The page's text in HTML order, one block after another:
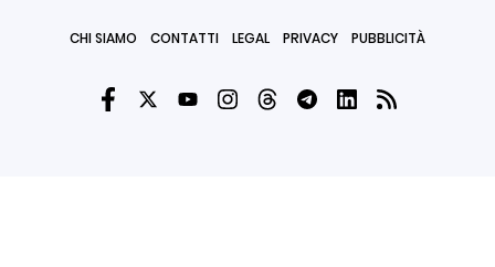
CHI SIAMO CONTATTI LEGAL PRIVACY PUBBLICITÀ